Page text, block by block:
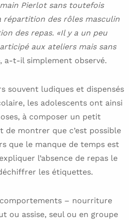
Pierlot sans toutefois
répartition des rôles masculin
des repas. «Il y a un peu
aux ateliers mais sans
, a-t-il simplement observé.
souvent ludiques et dispensés
les adolescents ont ainsi
à composer un petit
de montrer que c’est possible
que le manque de temps est
l’absence de repas le
les étiquettes.
comportements – nourriture
ou assise, seul ou en groupe